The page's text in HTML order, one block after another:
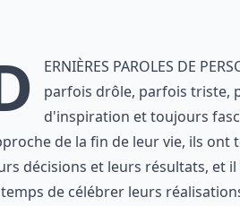
ernières paroles de
parfois drôle, parfois triste,
d'inspiration et toujours
de la fin de leur vie, ils ont
décisions et leurs résultats, et
de célébrer leurs